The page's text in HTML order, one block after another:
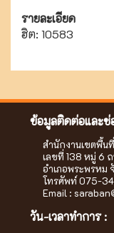
รายละเอียด
ฮิต: 10583
ข้อมูลติดต่อและช่
สำนักงานเขตพื้น
เลขที่ 138 หมู่ 6 ถ
อำเภอพระพรหม
โทรศัพท์ 075-
Email :
วัน-เวลาทำการ :